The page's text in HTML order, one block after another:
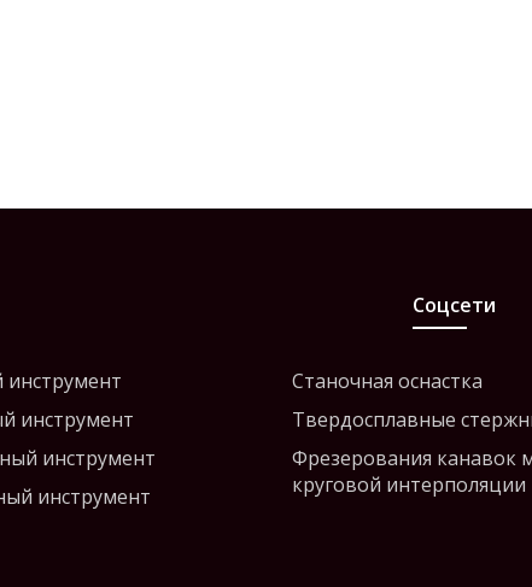
инструмент
инструмент
инструмент
Станочная оснастка
Твердосплавные
Фрезерования канавок
круговой интерполяции
Соцсети